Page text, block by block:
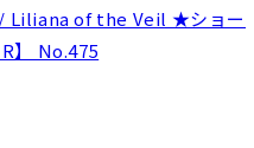
Liliana of the Veil ★ショー
】 No.475